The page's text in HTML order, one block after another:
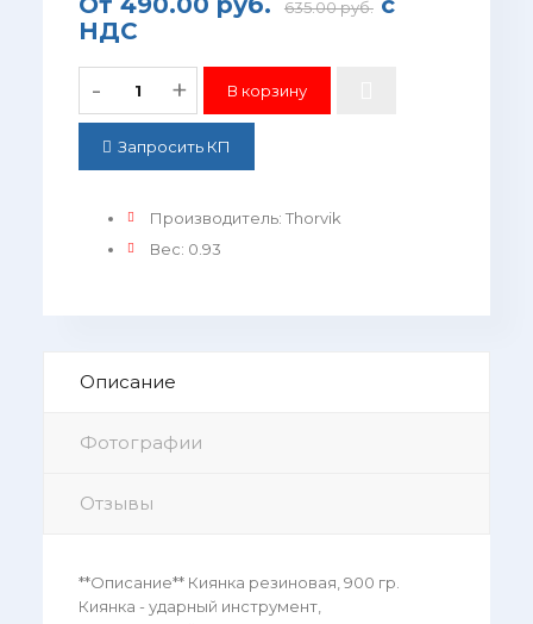
635.00 руб.
НДС
- +
Запросить КП
Производитель: Thorvik
Вес: 0.93
Описание
Фотографии
Отзывы
**Описание** Киянка резиновая, 900 гр.
Киянка - ударный инструмент,